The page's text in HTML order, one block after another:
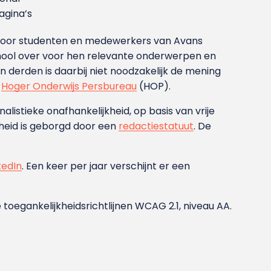
studenten en medewerkers van Avans
over voor hen relevante onderwerpen en
is daarbij niet noodzakelijk de mening
Hoger Onderwijs Persbureau (HOP).
onafhankelijkheid, op basis van vrije
is geborgd door een redactiestatuut. De
. Een keer per jaar verschijnt er een
WCAG 2.1, niveau AA.